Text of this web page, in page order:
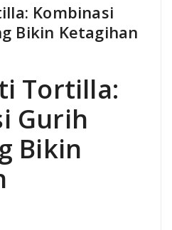
Kombinasi
Bikin Ketagihan
Tortilla:
Gurih
Bikin